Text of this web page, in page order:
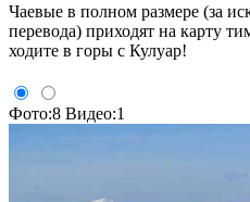
Чаевые в полном размере (за
перевода) приходят на карту
ходите в горы с Кулуар!
Фото:8 Видео:1